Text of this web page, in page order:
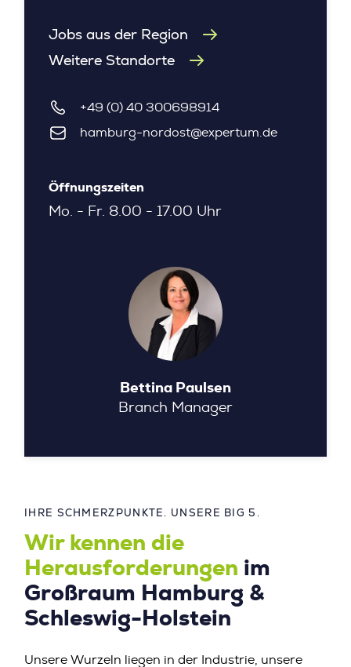
Jobs aus der Region
Weitere Standorte
+49 (0) 40 300698914
hamburg-nordost@expertum.de
Öffnungszeiten
Mo. - Fr. 8.00 - 17.00 Uhr
Bettina Paulsen
Branch Manager
IHRE SCHMERZPUNKTE. UNSERE BIG 5.
Wir kennen die
Herausforderungen im
Großraum Hamburg &
Schleswig-Holstein
Unsere Wurzeln liegen in der Industrie, unsere